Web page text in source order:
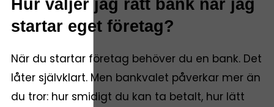
Hur väljer jag rätt bank när jag
startar eget företag?
När du startar företag behöver du en bank. Det
låter självklart. Men bankvalet påverkar mer än
du tror: hur smidigt du kan ta betalt, hur lätt